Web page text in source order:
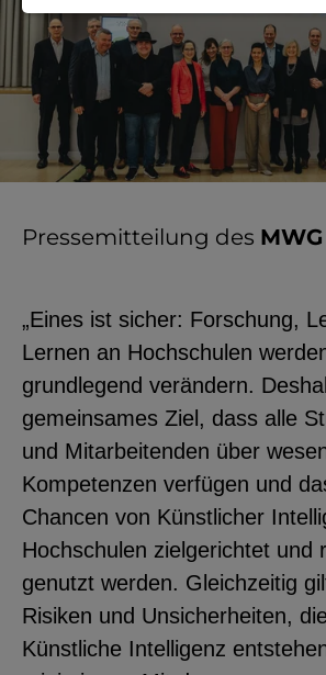
Pressemitteilung des MWG
„Eines ist sicher: Forschung,
Lernen an Hochschulen
grundlegend verändern.
gemeinsames Ziel, dass alle
und Mitarbeitenden über
Kompetenzen verfügen und
Chancen von Künstlicher
Hochschulen zielgerichtet und
genutzt werden. Gleichzeitig
Risiken und Unsicherheiten,
Künstliche Intelligenz
Notwendige Cookies
Verwaltung und für
Funktionalität der
notwendig).
EXTERNE MEDIEN
Benutzerdaten durch
Drittanbieter, bspw.
Einbinden externer
Standortdaten oder
Stellenanzeigen.
YouTube
ChatBot